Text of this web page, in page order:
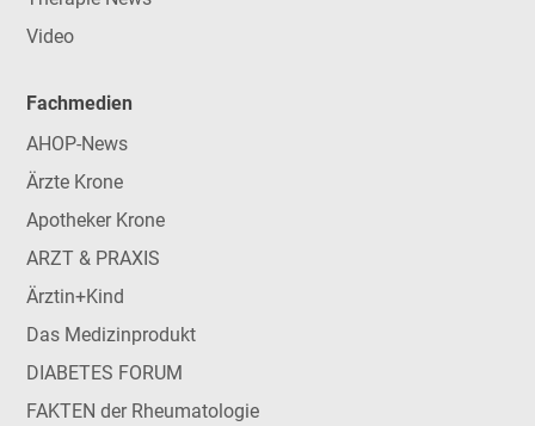
Video
Fachmedien
AHOP-News
Ärzte Krone
Apotheker Krone
ARZT & PRAXIS
Ärztin+Kind
Das Medizinprodukt
DIABETES FORUM
FAKTEN der Rheumatologie